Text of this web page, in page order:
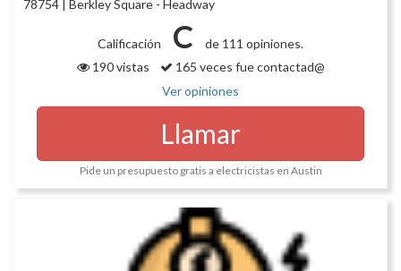
78754 | Berkley Square - Headway
Calificación C
de 111 opiniones.
190 vistas
165 veces fue contactad@
Ver opiniones
Llamar
Pide un presupuesto gratis a electricistas en Austin